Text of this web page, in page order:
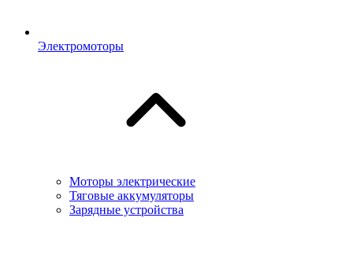
Электромоторы
Моторы электрические
Тяговые аккумуляторы
Зарядные устройства